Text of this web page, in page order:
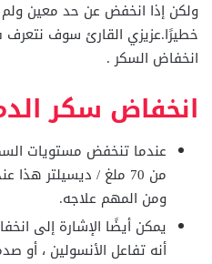
ولكن إذا انخفض عن حد معين
خطيرًا.عزيزي القارئ سوف
انخفاض السكر .
انخفاض سكر
عندما تنخفض مستويات
من 70 ملغ / ديسيلتر
ومن المهم علاجه.
يمكن أيضًا الإشارة إلى
أنه تفاعل الأنسولين ، أو